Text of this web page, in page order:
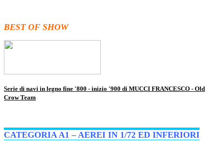
BEST OF SHOW
Serie di navi in legno fine '800 - inizio '900 di MUCCI FRANCESCO - Old
Crow Team
CATEGORIA A1 – AEREI IN 1/72 ED INFERIORI